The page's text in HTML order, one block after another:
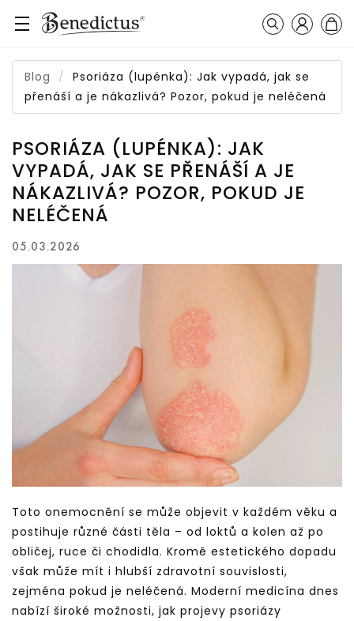
Vyhledávání
Přihlášení
Košík
Blog
Psoriáza (lupénka): Jak vypadá, jak se
přenáší a je nákazlivá? Pozor, pokud je neléčená
PSORIÁZA (LUPÉNKA): JAK
VYPADÁ, JAK SE PŘENÁŠÍ A JE
NÁKAZLIVÁ? POZOR, POKUD JE
NELÉČENÁ
05.03.2026
Toto onemocnění se může objevit v každém věku a
postihuje různé části těla – od loktů a kolen až po
obličej, ruce či chodidla. Kromě estetického dopadu
však může mít i hlubší zdravotní souvislosti,
zejména pokud je neléčená. Moderní medicína dnes
nabízí široké možnosti, jak projevy psoriázy